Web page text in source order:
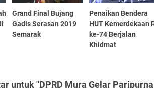
Grand Final Bujang
Gadis Serasan 2019
Semarak
Penaikan Bendera
HUT Kemerdekaan
ke-74 Berjalan
Khidmat
untuk "DPRD Mura Gelar